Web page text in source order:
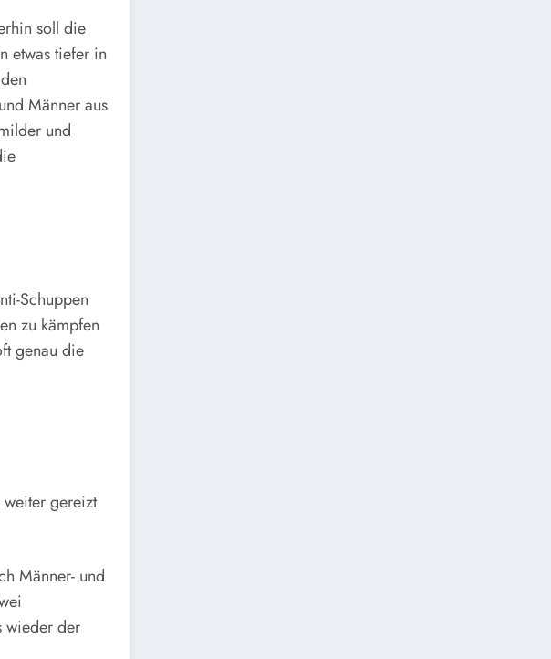
soll die
etwas tiefer in
Männer aus
und
Schuppen
zu kämpfen
genau die
gereizt
Männer- und
wieder der